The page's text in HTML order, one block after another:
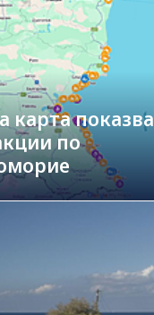
карта показва
по